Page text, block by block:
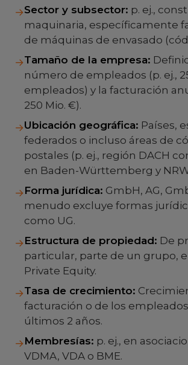
→Sector y subsector: p. ej.,
maquinaria, específicamente
de máquinas de envasado
→Tamaño de la empresa:
número de empleados (p. ej.,
empleados) y la facturación
250 Mio. €).
→Ubicación geográfica: Países,
federados o incluso áreas de
postales (p. ej., región DACH
en Baden-Württemberg y
→Forma jurídica: GmbH, AG,
menudo excluye formas
como UG.
→Estructura de propiedad: De
particular, parte de un grupo,
Private Equity.
→Tasa de crecimiento:
facturación o de los
últimos 2 años.
→Membresías: p. ej., en
VDMA, VDA o BME.